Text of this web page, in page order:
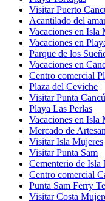
Visitar Puerto
Acantilado del
Vacaciones en Isla
Vacaciones en
Parque de los
Vacaciones en
Centro comercial
Plaza del Ceviche
Visitar Punta
Playa Las Perlas
Vacaciones en Isla
Mercado de
Visitar Isla Mujeres
Visitar Punta Sam
Cementerio de Isla
Centro comercial
Punta Sam Ferry
Visitar Costa